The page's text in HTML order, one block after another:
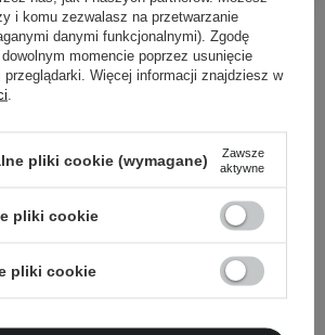
sprawdzali również
i komu zezwalasz na przetwarzanie
danymi funkcjonalnymi). Zgodę
momencie poprzez usunięcie
Więcej informacji znajdziesz w
pliki cookie (wymagane)
Zawsze
aktywne
pliki cookie
pliki cookie